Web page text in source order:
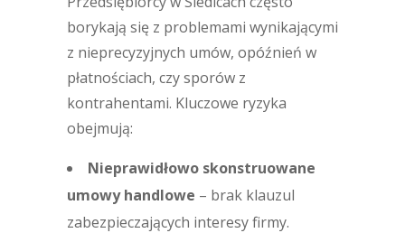
borykają się z problemami wynikającymi
z nieprecyzyjnych umów, opóźnień w
płatnościach, czy sporów z
kontrahentami. Kluczowe ryzyka
obejmują:
Nieprawidłowo skonstruowane
umowy handlowe – brak klauzul
zabezpieczających interesy firmy.